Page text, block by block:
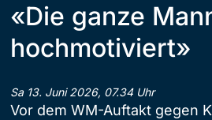
«Die ganze
hochmotiviert»
Sa 13. Juni 2026, 07.34 Uhr
Vor dem WM-Auftakt gegen